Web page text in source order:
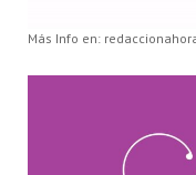
Más Info en: